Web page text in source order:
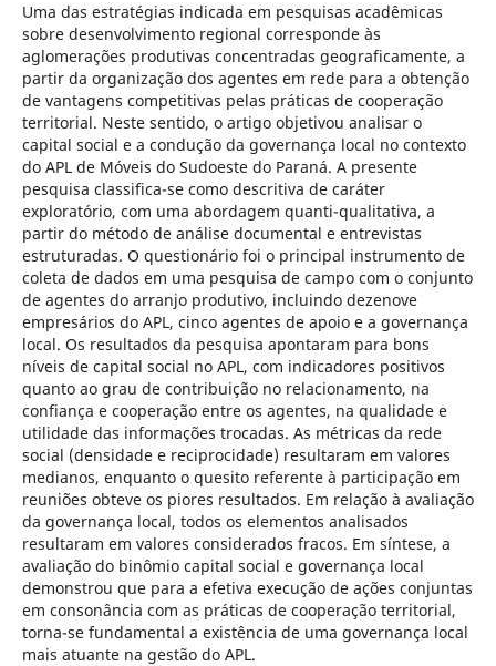
Uma das estratégias indicada em pesquisas acadêmicas
sobre desenvolvimento regional corresponde às
aglomerações produtivas concentradas geograficamente, a
partir da organização dos agentes em rede para a obtenção
de vantagens competitivas pelas práticas de cooperação
territorial. Neste sentido, o artigo objetivou analisar o
capital social e a condução da governança local no contexto
do APL de Móveis do Sudoeste do Paraná. A presente
pesquisa classifica-se como descritiva de caráter
exploratório, com uma abordagem quanti-qualitativa, a
partir do método de análise documental e entrevistas
estruturadas. O questionário foi o principal instrumento de
coleta de dados em uma pesquisa de campo com o conjunto
de agentes do arranjo produtivo, incluindo dezenove
empresários do APL, cinco agentes de apoio e a governança
local. Os resultados da pesquisa apontaram para bons
níveis de capital social no APL, com indicadores positivos
quanto ao grau de contribuição no relacionamento, na
confiança e cooperação entre os agentes, na qualidade e
utilidade das informações trocadas. As métricas da rede
social (densidade e reciprocidade) resultaram em valores
medianos, enquanto o quesito referente à participação em
reuniões obteve os piores resultados. Em relação à avaliação
da governança local, todos os elementos analisados
resultaram em valores considerados fracos. Em síntese, a
avaliação do binômio capital social e governança local
demonstrou que para a efetiva execução de ações conjuntas
em consonância com as práticas de cooperação territorial,
torna-se fundamental a existência de uma governança local
mais atuante na gestão do APL.